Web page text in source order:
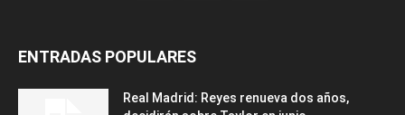
ENTRADAS POPULARES
Real Madrid: Reyes renueva dos años,